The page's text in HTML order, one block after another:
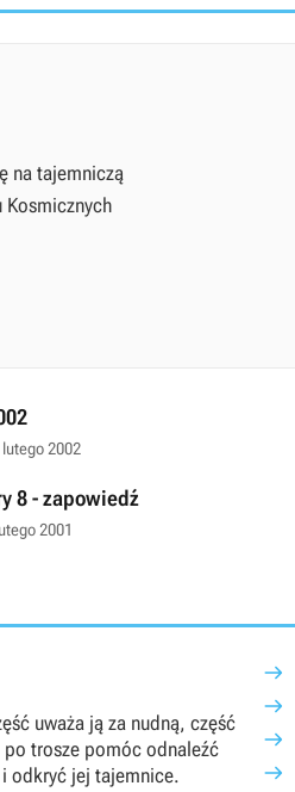
na tajemniczą
lutego 2002
8 - zapowiedź
2001
uważa ją za nudną, część
trosze pomóc odnaleźć
odkryć jej tajemnice.